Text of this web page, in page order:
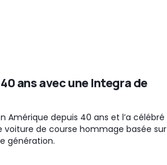
ans avec une Integra de
Amérique depuis 40 ans et l’a célébré
voiture de course hommage basée sur
génération.